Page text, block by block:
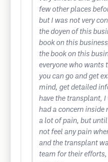
few other places
but I was not very
the doyen of this
book on this
the book on this
everyone who wants
you can go and get
mind, get detailed
have the transplant,
had a concern inside
a lot of pain, but
not feel any pain
and the transplant
team for their